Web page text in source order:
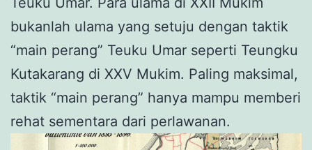
bukanlah ulama yang setuju dengan taktik
“main perang” Teuku Umar seperti Teungku
Kutakarang di XXV Mukim. Paling maksimal,
taktik “main perang” hanya mampu memberi
rehat sementara dari perlawanan.